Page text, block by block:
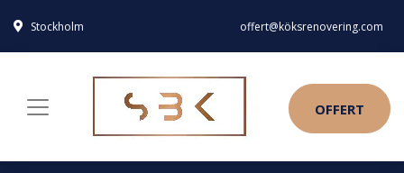
Stockholm offert@köksrenovering.com
OFFERT